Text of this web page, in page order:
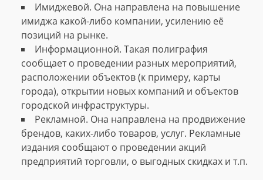
Имиджевой. Она направлена на повышение
имиджа какой-либо компании, усилению её
позиций на рынке.
Информационной. Такая полиграфия
сообщает о проведении разных мероприятий,
расположении объектов (к примеру, карты
города), открытии новых компаний и объектов
городской инфраструктуры.
Рекламной. Она направлена на продвижение
брендов, каких-либо товаров, услуг. Рекламные
издания сообщают о проведении акций
предприятий торговли, о выгодных скидках и т.п.